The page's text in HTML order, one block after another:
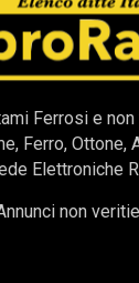
Ferrosi e
Ferro, Ottone,
Elettroniche
non